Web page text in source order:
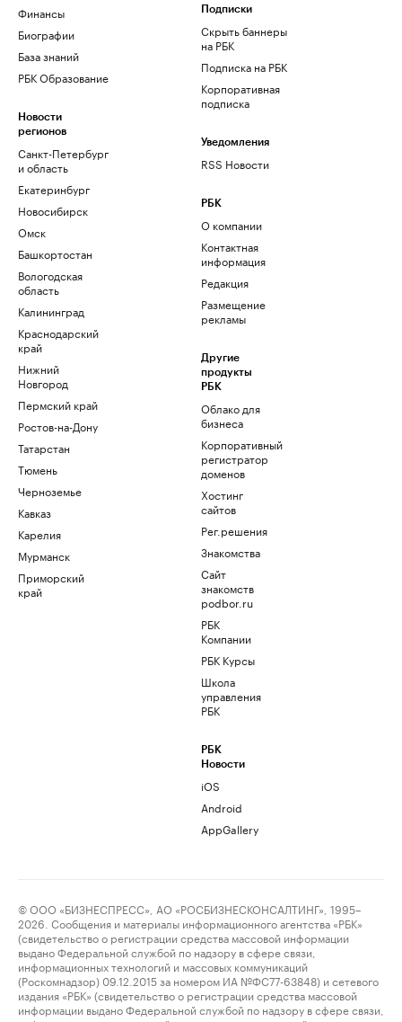
Финансы
Биографии
База знаний
РБК Образование
Новости
регионов
Санкт-Петербург
и область
Екатеринбург
Новосибирск
Омск
Башкортостан
Вологодская
область
Калининград
Краснодарский
край
Нижний
Новгород
Пермский край
Ростов-на-Дону
Татарстан
Тюмень
Черноземье
Кавказ
Карелия
Мурманск
Приморский
край
Подписки
Скрыть баннеры
на РБК
Подписка на РБК
Корпоративная
подписка
Уведомления
RSS Новости
РБК
О компании
Контактная
информация
Редакция
Размещение
рекламы
Другие
продукты
РБК
Облако для
бизнеса
Корпоративный
регистратор
доменов
Хостинг
сайтов
Рег.решения
Знакомства
Сайт
знакомств
podbor.ru
РБК
Компании
РБК Курсы
Школа
управления
РБК
РБК
Новости
iOS
Android
AppGallery
© ООО «БИЗНЕСПРЕСС», АО «РОСБИЗНЕСКОНСАЛТИНГ», 1995–
2026. Сообщения и материалы информационного агентства «РБК»
(свидетельство о регистрации средства массовой информации
выдано Федеральной службой по надзору в сфере связи,
информационных технологий и массовых коммуникаций
(Роскомнадзор) 09.12.2015 за номером ИА №ФС77-63848) и сетевого
издания «РБК» (свидетельство о регистрации средства массовой
информации выдано Федеральной службой по надзору в сфере связи,